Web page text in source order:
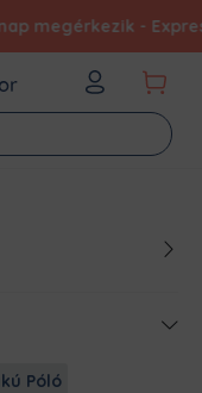
megérkezik -
Póló